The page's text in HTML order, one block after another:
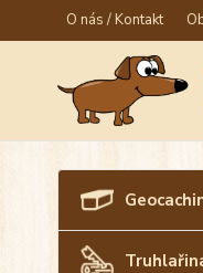
O nás / Kontakt